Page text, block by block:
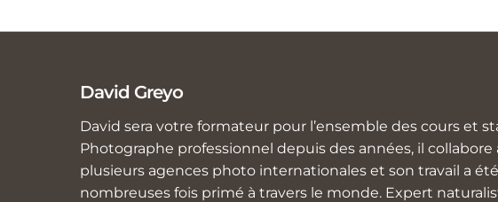
David Greyo
David sera votre formateur pour l’ensemble des cours et
Photographe professionnel depuis des années, il collabore
plusieurs agences photo internationales et son travail a
nombreuses fois primé à travers le monde. Expert